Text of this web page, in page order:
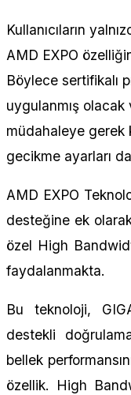
Kullanıcıların
AMD EXPO
Böylece sertifikalı
uygulanmış
müdahaleye gerek
gecikme ayarları
AMD EXPO
desteğine ek
özel High
faydalanmakta.
Bu teknoloji,
destekli
bellek
özellik. High